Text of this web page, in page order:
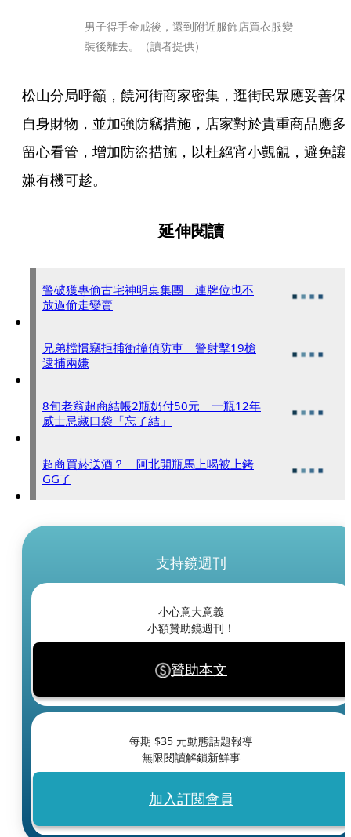
男子得手金戒後，還到附近服飾店買衣服變
裝後離去。（讀者提供）
松山分局呼籲，饒河街商家密集，逛街民眾應妥善保
自身財物，並加強防竊措施，店家對於貴重商品應多
留心看管，增加防盜措施，以杜絕宵小覬覦，避免讓
嫌有機可趁。
延伸閱讀
警破獲專偷古宅神明桌集團 連牌位也不
放過偷走變賣
兄弟檔慣竊拒捕衝撞偵防車 警射擊19槍
逮捕兩嫌
8旬老翁超商結帳2瓶奶付50元 一瓶12年
威士忌藏口袋「忘了結」
超商買菸送酒？ 阿北開瓶馬上喝被上銬
GG了
支持鏡週刊
小心意大意義
小額贊助鏡週刊！
贊助本文
每期 $35 元動態話題報導
無限閱讀解鎖新鮮事
加入訂閱會員